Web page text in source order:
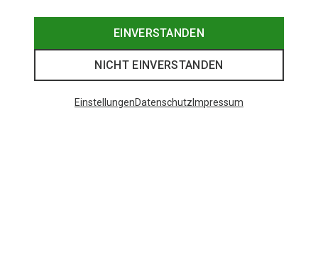
EINVERSTANDEN
NICHT EINVERSTANDEN
EinstellungenDatenschutz Impressum